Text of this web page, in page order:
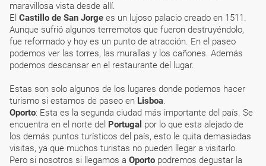
maravillosa vista desde allí.
El Castillo de San Jorge es un lujoso palacio creado en 1511.
Aunque sufrió algunos terremotos que fueron destruyéndolo,
fue reformado y hoy es un punto de atracción. En el paseo
podemos ver las torres, las murallas y los cañones. Además
podemos descansar en el restaurante del lugar.
Estas son solo algunos de los lugares donde podemos hacer
turismo si estamos de paseo en Lisboa.
Oporto: Esta es la segunda ciudad más importante del país. Se
encuentra en el norte del Portugal por lo que esta alejado de
los demás puntos turísticos del país, esto le quita demasiadas
visitas, ya que muchos turistas no pueden llegar a visitarlo.
Pero si nosotros si llegamos a Oporto podremos degustar la